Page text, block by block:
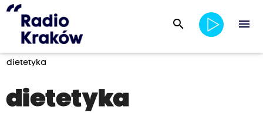
search menu
dietetyka
dietetyka